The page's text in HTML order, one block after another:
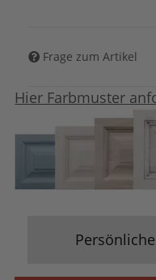
Frage zum Artikel
Hier Farbmuster